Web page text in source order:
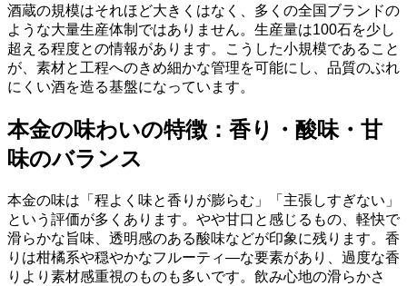
酒蔵の規模はそれほど大きくはなく、多くの全国ブランドの
ような大量生産体制ではありません。生産量は100石を少し
超える程度との情報があります。こうした小規模であること
が、素材と工程へのきめ細かな管理を可能にし、品質のぶれ
にくい酒を造る基盤になっています。
本金の味わいの特徴：香り・酸味・甘
味のバランス
本金の味は「程よく味と香りが膨らむ」「主張しすぎない」
という評価が多くあります。やや甘口と感じるもの、軽快で
滑らかな旨味、透明感のある酸味などが印象に残ります。香
りは柑橘系や穏やかなフルーティ―な要素があり、過度な香
りより素材感重視のものも多いです。飲み心地の滑らかさ